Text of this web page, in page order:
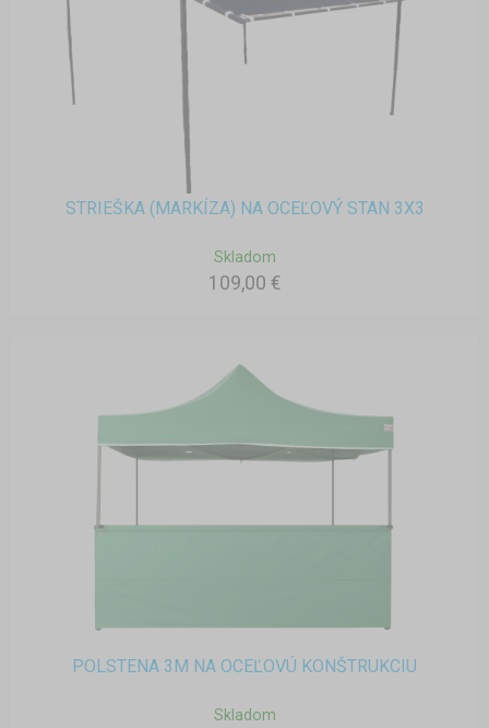
STRIEŠKA (MARKÍZA) NA OCEĽOVÝ STAN 3X3
Skladom
109,00 €
POLSTENA 3M NA OCEĽOVÚ KONŠTRUKCIU
Skladom